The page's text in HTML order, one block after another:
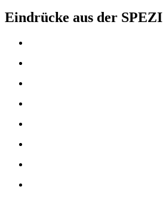
Eindrücke aus der SPEZI